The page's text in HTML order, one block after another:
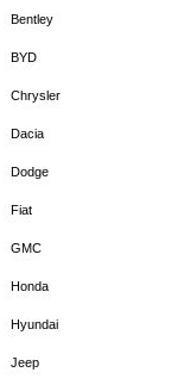
Bentley
BYD
Chrysler
Dacia
Dodge
Fiat
GMC
Honda
Hyundai
Jeep